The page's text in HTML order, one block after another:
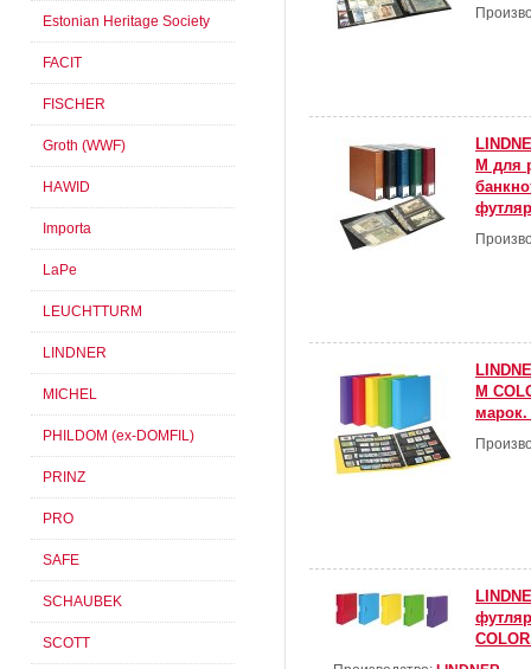
M для
M
марок.
Estonian Heritage Society
FACIT
FISCHER
Groth (WWF)
HAWID
Importa
LaPe
LEUCHTTURM
LINDNER
MICHEL
PHILDOM (ex-DOMFIL)
PRINZ
PRO
SAFE
SCHAUBEK
SCOTT